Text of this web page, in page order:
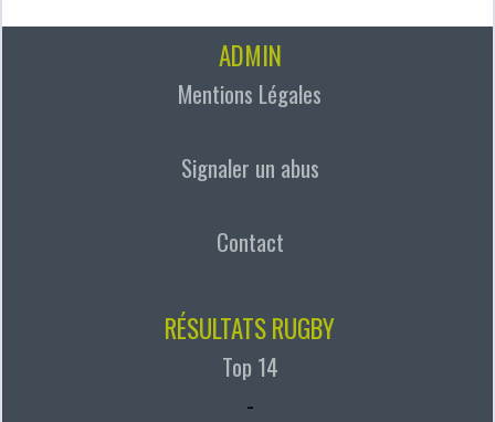
ADMIN
Mentions Légales
Signaler un abus
Contact
RÉSULTATS RUGBY
Top 14
-